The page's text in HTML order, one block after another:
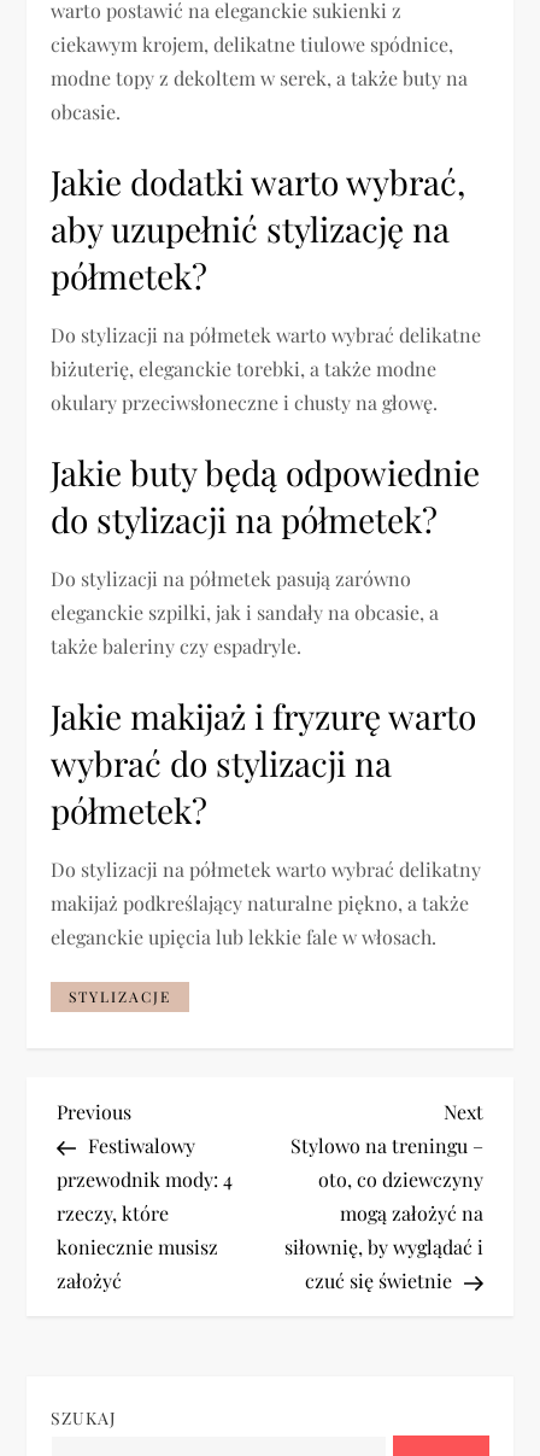
warto postawić na eleganckie sukienki z
ciekawym krojem, delikatne tiulowe spódnice,
modne topy z dekoltem w serek, a także buty na
obcasie.
Jakie dodatki warto wybrać,
aby uzupełnić stylizację na
półmetek?
Do stylizacji na półmetek warto wybrać delikatne
biżuterię, eleganckie torebki, a także modne
okulary przeciwsłoneczne i chusty na głowę.
Jakie buty będą odpowiednie
do stylizacji na półmetek?
Do stylizacji na półmetek pasują zarówno
eleganckie szpilki, jak i sandały na obcasie, a
także baleriny czy espadryle.
Jakie makijaż i fryzurę warto
wybrać do stylizacji na
półmetek?
Do stylizacji na półmetek warto wybrać delikatny
makijaż podkreślający naturalne piękno, a także
eleganckie upięcia lub lekkie fale w włosach.
STYLIZACJE
N
a
w
i
a
Previous
Post
Previous
Festiwalowy
przewodnik mody: 4
rzeczy, które
koniecznie musisz
założyć
Next
Post
Next
Stylowo na treningu –
oto, co dziewczyny
mogą założyć na
siłownię, by wyglądać i
czuć się świetnie
SZUKAJ